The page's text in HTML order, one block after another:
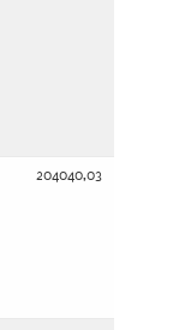
204040,03